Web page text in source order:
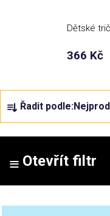
Dětské
366 Kč
z
r
Řadit podle:
Otevřít filtr
V